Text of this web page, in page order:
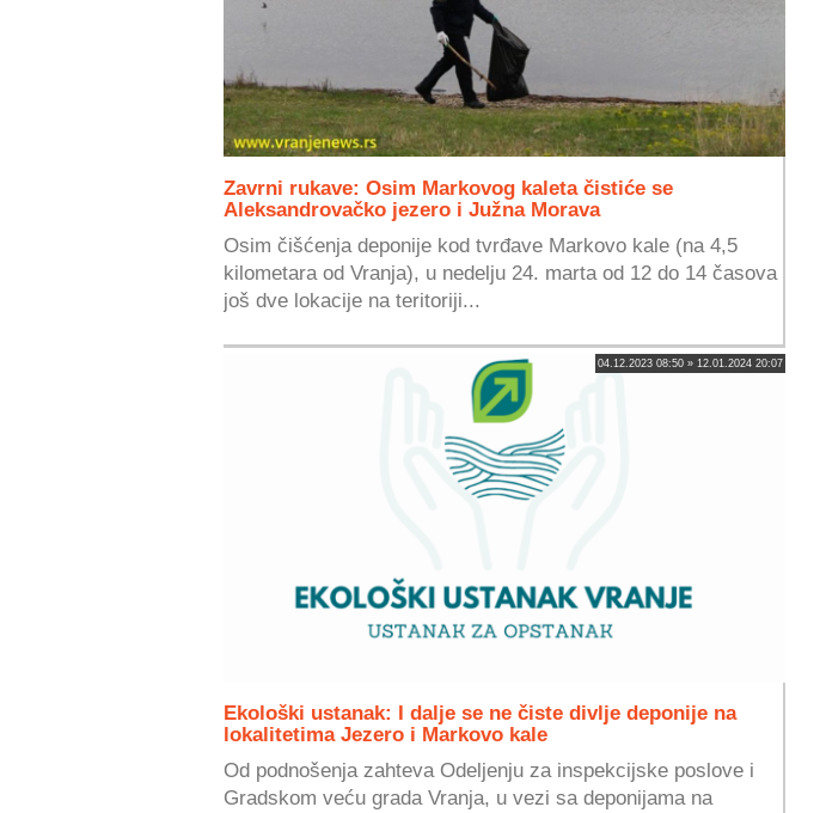
Zavrni rukave: Osim Markovog kaleta čistiće se
Aleksandrovačko jezero i Južna Morava
Osim čišćenja deponije kod tvrđave Markovo kale (na 4,5
kilometara od Vranja), u nedelju 24. marta od 12 do 14 časova
još dve lokacije na teritoriji...
04.12.2023 08:50 » 12.01.2024 20:07
Ekološki ustanak: I dalje se ne čiste divlje deponije na
lokalitetima Jezero i Markovo kale
Od podnošenja zahteva Odeljenju za inspekcijske poslove i
Gradskom veću grada Vranja, u vezi sa deponijama na